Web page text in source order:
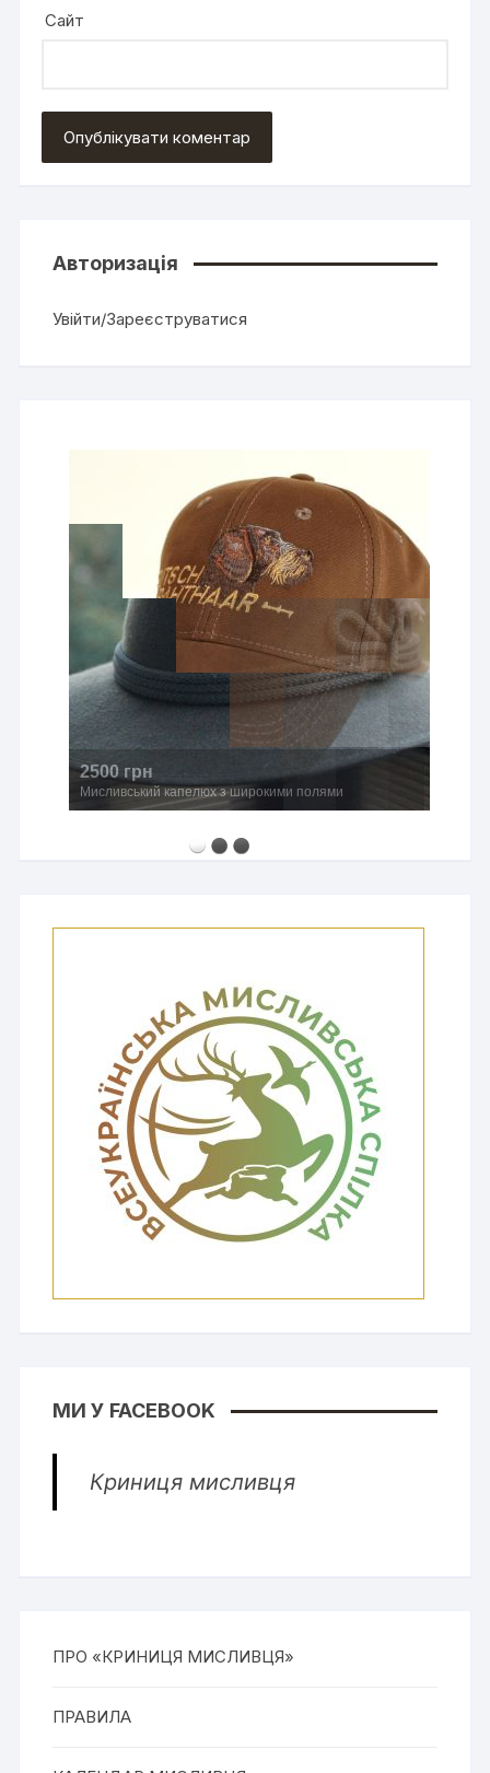
Сайт
Авторизація
Увійти/Зареєструватися
2500 грн
Мисливський капелюх з широкими полями
МИ У FACEBOOK
Криниця мисливця
ПРО «КРИНИЦЯ МИСЛИВЦЯ»
ПРАВИЛА